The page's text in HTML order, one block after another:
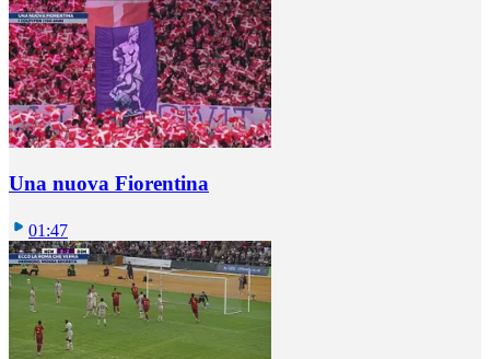
Una nuova Fiorentina
01:47